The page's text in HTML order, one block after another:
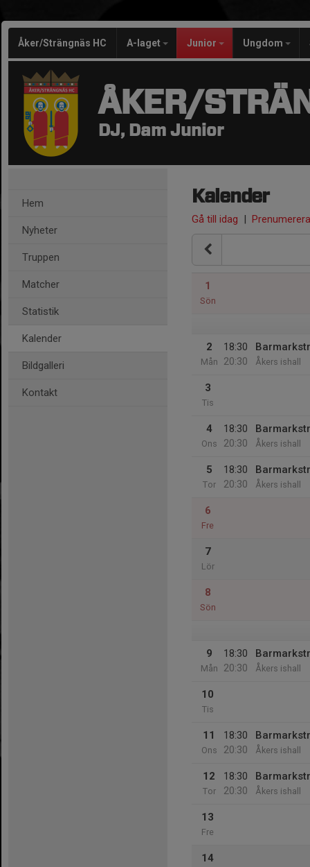
Åker/Strängnäs HC A-laget Junior Ungdom
ÅKER/
DJ, Dam Junior
Hem
Nyheter
Truppen
Matcher
Statistik
Kalender
Bildgalleri
Kontakt
Kalender
Gå till idag | Prenumerera
1
Sön
2
Mån
18:30
20:30
Åkers ishall
3
Tis
4
Ons
18:30
20:30
Åkers ishall
5
Tor
18:30
20:30
Åkers ishall
6
Fre
7
Lör
8
Sön
9
Mån
18:30
20:30
Åkers ishall
10
Tis
11
Ons
18:30
20:30
Åkers ishall
12
Tor
18:30
20:30
Åkers ishall
13
Fre
14